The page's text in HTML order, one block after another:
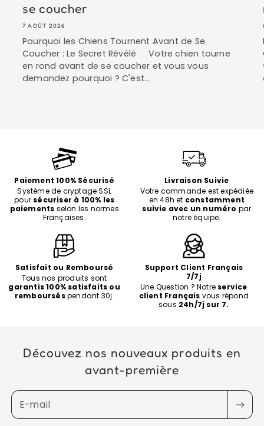
se coucher
7 AOÛT 2026
Pourquoi les Chiens Tournent Avant de Se
Coucher : Le Secret Révélé Votre chien tourne
en rond avant de se coucher et vous vous
demandez pourquoi ? C'est...
Paiement 100% Sécurisé
Système de cryptage SSL
pour sécuriser à 100% les
paiements selon les normes
Françaises.
Livraison Suivie
Votre commande est expédiée
en 48h et constamment
suivie avec un numéro par
notre équipe.
Satisfait ou Remboursé
Tous nos produits sont
garantis 100% satisfaits ou
rembourséspendant 30j.
Support Client Français
7/7j
Une Question ? Notre service
client Français vous répond
sous 24h/7j sur 7.
Découvez nos nouveaux produits en
avant-première
E-mail